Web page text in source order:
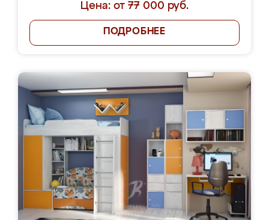
Цена: от 77 000 руб.
ПОДРОБНЕЕ